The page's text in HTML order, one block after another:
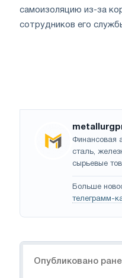
самоизоляцию из-за
сотрудников его
Финансовая
сталь,
сырьевые
Больше
телеграмм-
Опубликовано